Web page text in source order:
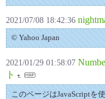
2021/07/08 18:42:36
© Yahoo Japan
2021/01/29 01:58:07
ト
このページはJavaScriptを